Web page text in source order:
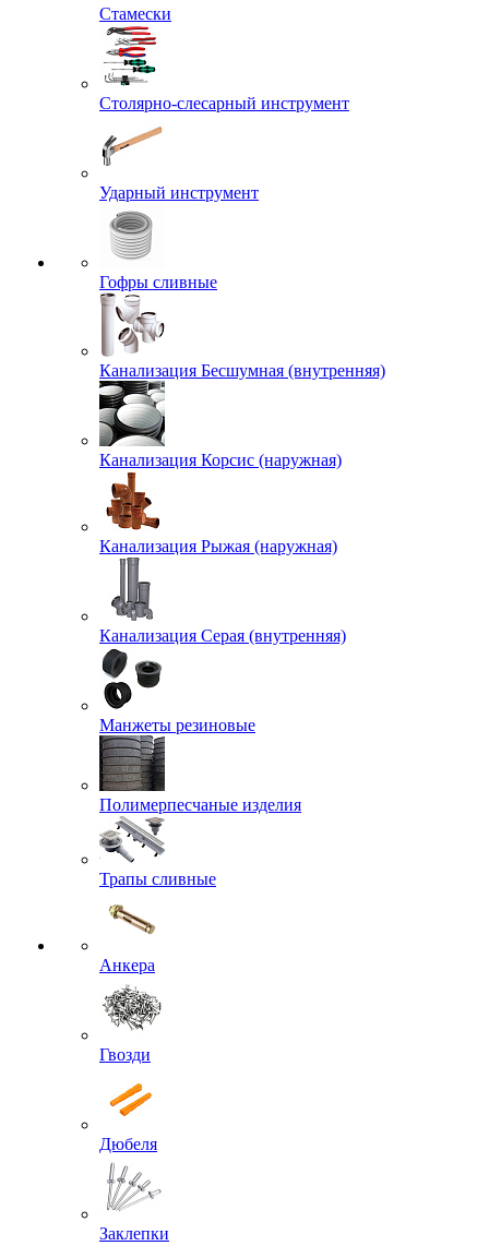
Стамески
Столярно-слесарный инструмент
Ударный инструмент
Гофры сливные
Канализация Бесшумная (внутренняя)
Канализация Корсис (наружная)
Канализация Рыжая (наружная)
Канализация Серая (внутренняя)
Манжеты резиновые
Полимерпесчаные изделия
Трапы сливные
Анкера
Гвозди
Дюбеля
Заклепки